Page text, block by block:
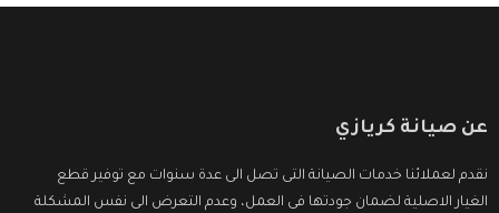
عن صيانة كريازي
نقدم لعملائنا خدمات الصيانة التى تصل الى عدة سنوات مع توفير قطع
الغيار الاصلية لضمان جودتها فى العمل، وعدم التعرض الى نفس المشكلة